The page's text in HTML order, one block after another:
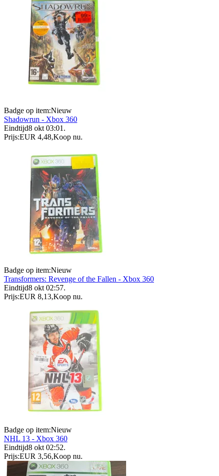
Badge op item:Nieuw
Shadowrun - Xbox 360
Eindtijd8 okt 03:01 .
Prijs:EUR 4,48,Koop nu.
Badge op item:Nieuw
Transformers: Revenge of the Fallen - Xbox 360
Eindtijd8 okt 02:57.
Prijs:EUR 8,13,Koop nu.
Badge op item:Nieuw
NHL 13 - Xbox 360
Eindtijd8 okt 02:52.
Prijs:EUR 3,56,Koop nu.